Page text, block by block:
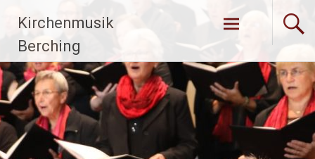
Inhalt
springen
Kirchenmusik
Berching